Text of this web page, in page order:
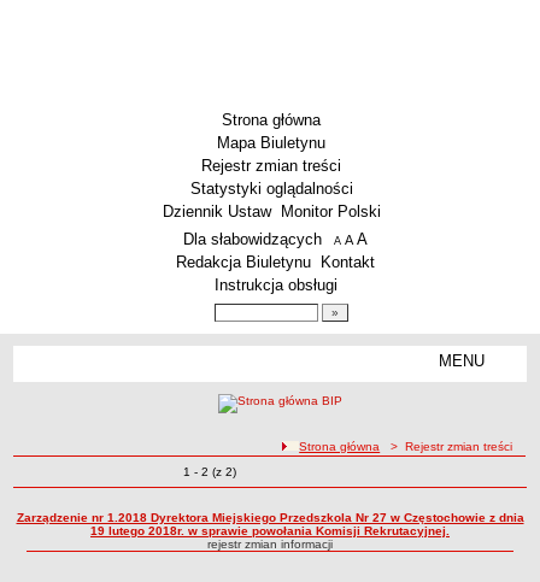
Strona główna
Mapa Biuletynu
Rejestr zmian treści
Statystyki oglądalności
Dziennik Ustaw
Monitor Polski
Menu dodatkowe
Dla słabowidzących A pomniejsz czcionkę
A standardowy rozmiar czcionki
A
Redakcja Biuletynu
Kontakt
Instrukcja obsługi
MENU
Techniczne Zakłady Naukowe
PRZEDSZKOLA
ścieżka nawigacji
Strona główna > Rejestr zmian treści
Zmiany o pozycjach
1 - 2 (z 2)
Zarządzenie nr 1.2018 Dyrektora Miejskiego Przedszkola Nr 27 w Częstochowie z dnia
19 lutego 2018r. w sprawie powołania Komisji Rekrutacyjnej.
rejestr zmian informacji